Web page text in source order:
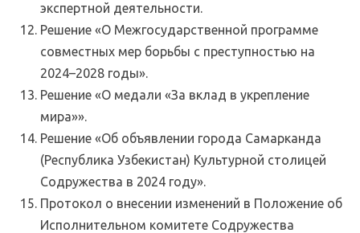
экспертной деятельности.
Решение «О Межгосударственной программе
совместных мер борьбы с преступностью на
2024–2028 годы».
Решение «О медали «За вклад в укрепление
мира»».
Решение «Об объявлении города Самарканда
(Республика Узбекистан) Культурной столицей
Содружества в 2024 году».
Протокол о внесении изменений в Положение об
Исполнительном комитете Содружества